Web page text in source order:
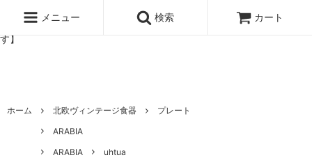
ッタのオンラインストア【アラビア,クイストゴーなどの北欧ヴィンテ
ージ食器,雅峰窯やソルテグラスジュエリーなどの作家の作品が並びま
す】
メニュー 検索 カート
ホーム 北欧ヴィンテージ食器
プレート
ARABIA
ARABIA
uhtua